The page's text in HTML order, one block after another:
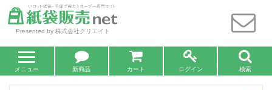
Presented by 株式会社クリエイト
メニュー 新商品 カート ログイン 検索